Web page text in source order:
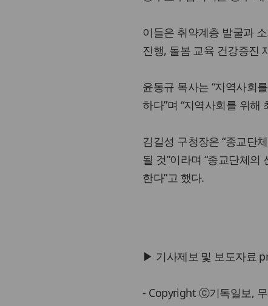
이들은 취약계층 발굴과
진행, 돌봄 교육 건강증진
윤동규 목사는 “지역사회
하다”며 “지역사회를 위해
김길성 구청장은 “종교단
될 것”이라며 “종교단체
한다”고 했다.
▶ 기사제보 및 보도자료
- Copyright ⓒ기독일보,